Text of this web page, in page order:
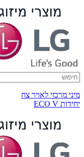
מיני מרכזי לאויר צח
יחידות ECO V